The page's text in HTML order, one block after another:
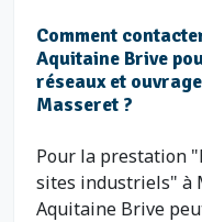
Comment
Aquitaine Brive
réseaux et
Masseret ?
Pour la prestation
sites industriels" à
Aquitaine Brive